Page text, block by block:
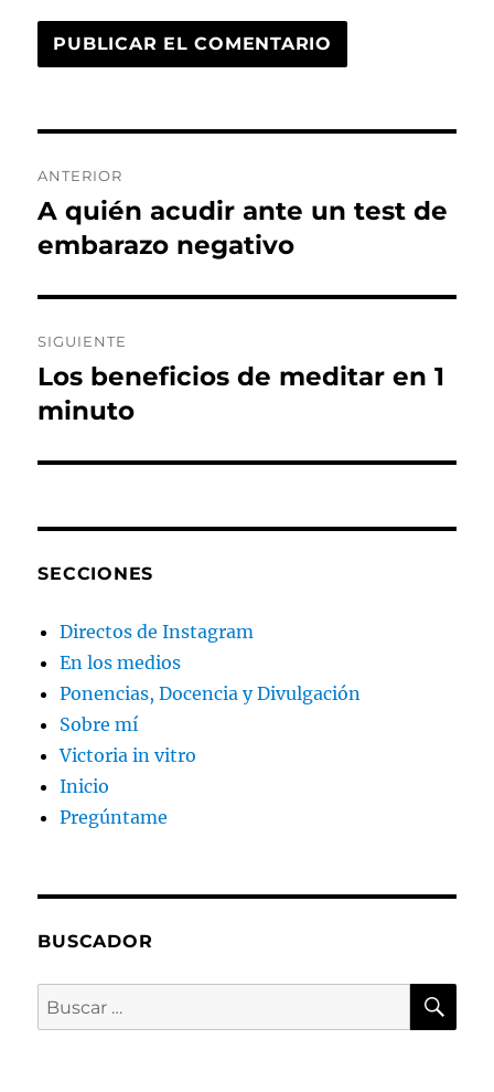
de
entradas
ANTERIOR
Entrada
anterior:
A quién acudir ante un test de
embarazo negativo
SIGUIENTE
Entrada
siguiente:
Los beneficios de meditar en 1
minuto
SECCIONES
Directos de Instagram
En los medios
Ponencias, Docencia y Divulgación
Sobre mí
Victoria in vitro
Inicio
Pregúntame
BUSCADOR
Buscar
por: